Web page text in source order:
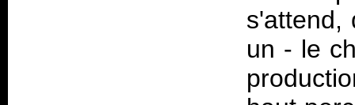
s'attend,
un - le